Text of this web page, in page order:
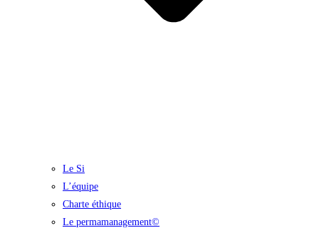
Le Si
L’équipe
Charte éthique
Le permamanagement©